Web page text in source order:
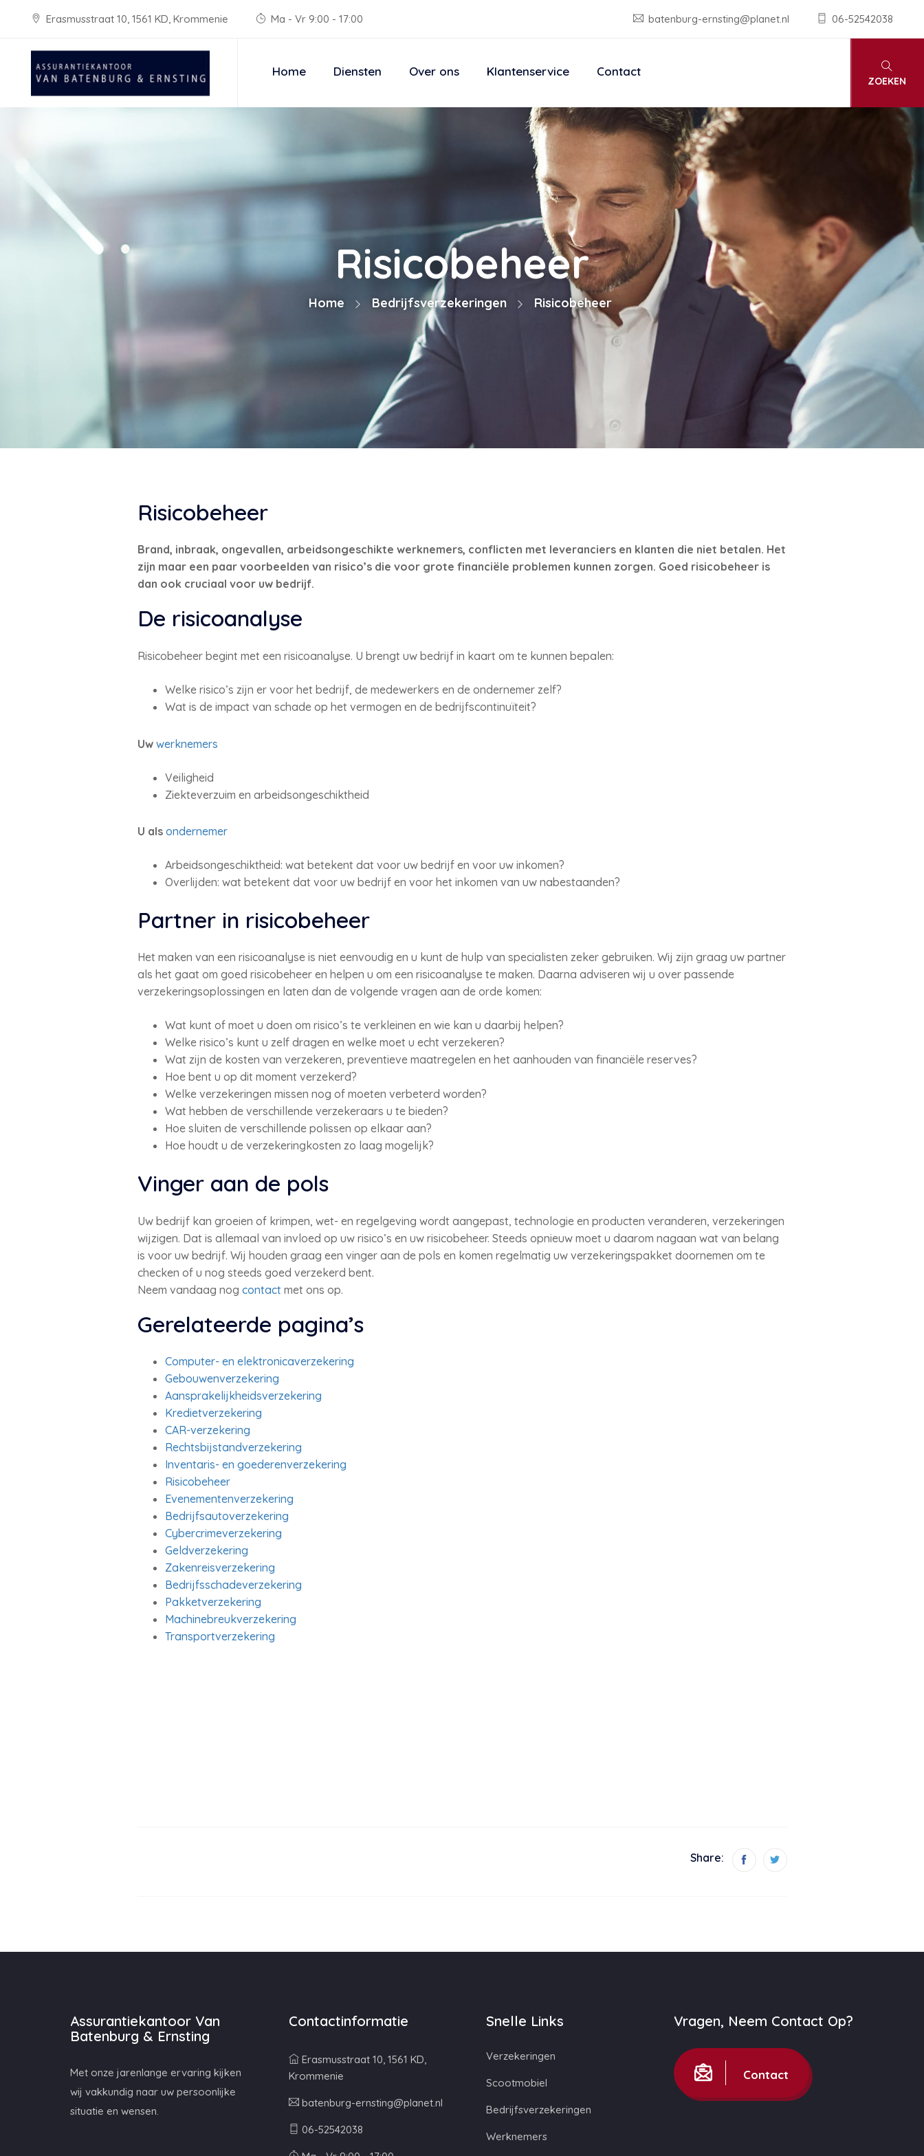
Erasmusstraat 10, 1561 KD, Krommenie Ma - Vr 9:00 - 17:00 batenburg-ernsting@planet.nl 06-52542038
Home Diensten Over ons Klantenservice Contact
ZOEKEN
Risicobeheer
Home Bedrijfsverzekeringen Risicobeheer
Risicobeheer
Brand, inbraak, ongevallen, arbeidsongeschikte werknemers, conflicten met leveranciers en klanten die niet betalen. Het
zijn maar een paar voorbeelden van risico’s die voor grote financiële problemen kunnen zorgen. Goed risicobeheer is
dan ook cruciaal voor uw bedrijf.
De risicoanalyse
Risicobeheer begint met een risicoanalyse. U brengt uw bedrijf in kaart om te kunnen bepalen:
Welke risico’s zijn er voor het bedrijf, de medewerkers en de ondernemer zelf?
Wat is de impact van schade op het vermogen en de bedrijfscontinuïteit?
Uw werknemers
Veiligheid
Ziekteverzuim en arbeidsongeschiktheid
U als ondernemer
Arbeidsongeschiktheid: wat betekent dat voor uw bedrijf en voor uw inkomen?
Overlijden: wat betekent dat voor uw bedrijf en voor het inkomen van uw nabestaanden?
Partner in risicobeheer
Het maken van een risicoanalyse is niet eenvoudig en u kunt de hulp van specialisten zeker gebruiken. Wij zijn graag uw partner
als het gaat om goed risicobeheer en helpen u om een risicoanalyse te maken. Daarna adviseren wij u over passende
verzekeringsoplossingen en laten dan de volgende vragen aan de orde komen:
Wat kunt of moet u doen om risico’s te verkleinen en wie kan u daarbij helpen?
Welke risico’s kunt u zelf dragen en welke moet u echt verzekeren?
Wat zijn de kosten van verzekeren, preventieve maatregelen en het aanhouden van financiële reserves?
Hoe bent u op dit moment verzekerd?
Welke verzekeringen missen nog of moeten verbeterd worden?
Wat hebben de verschillende verzekeraars u te bieden?
Hoe sluiten de verschillende polissen op elkaar aan?
Hoe houdt u de verzekeringkosten zo laag mogelijk?
Vinger aan de pols
Uw bedrijf kan groeien of krimpen, wet- en regelgeving wordt aangepast, technologie en producten veranderen, verzekeringen
wijzigen. Dat is allemaal van invloed op uw risico’s en uw risicobeheer. Steeds opnieuw moet u daarom nagaan wat van belang
is voor uw bedrijf. Wij houden graag een vinger aan de pols en komen regelmatig uw verzekeringspakket doornemen om te
checken of u nog steeds goed verzekerd bent.
Neem vandaag nog contactmet ons op.
Gerelateerde pagina’s
Computer- en elektronicaverzekering
Gebouwenverzekering
Aansprakelijkheidsverzekering
Kredietverzekering
CAR-verzekering
Rechtsbijstandverzekering
Inventaris- en goederenverzekering
Risicobeheer
Evenementenverzekering
Bedrijfsautoverzekering
Cybercrimeverzekering
Geldverzekering
Zakenreisverzekering
Bedrijfsschadeverzekering
Pakketverzekering
Machinebreukverzekering
Transportverzekering
Share:
Assurantiekantoor Van
Batenburg & Ernsting
Met onze jarenlange ervaring kijken
wij vakkundig naar uw persoonlijke
situatie en wensen.
Contactinformatie
Erasmusstraat 10, 1561 KD,
Krommenie
batenburg-ernsting@planet.nl
06-52542038
Snelle Links
Verzekeringen
Scootmobiel
Bedrijfsverzekeringen
Werknemers
Vragen, Neem Contact Op?
Contact